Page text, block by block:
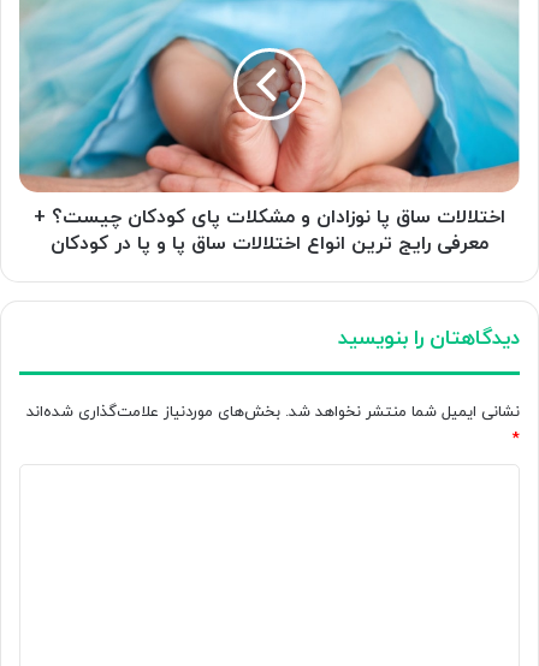
جراحی
ساق
و
مشکلات
پای
کودکان
چیست؟
معرفی
ترین
اختلالات
و
پا
در
اختلالات ساق پا نوزادان و مشکلات پای کودکان چیست؟ +
معرفی رایج ترین انواع اختلالات ساق پا و پا در کودکان
دیدگاهتان را بنویسید
نشانی ایمیل شما منتشر نخواهد شد. بخش‌های موردنیاز علامت‌گذاری شده‌اند
*